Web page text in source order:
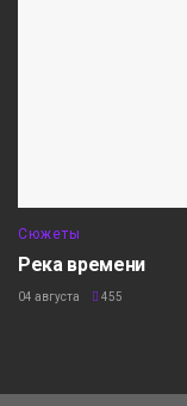
Сюжеты
Река времени
04 августа 455